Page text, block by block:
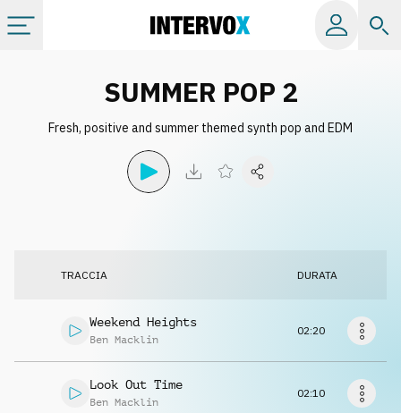
Album
Richiedi musica
SUMMER POP 2
Fresh, positive and summer themed synth pop and EDM
TRACCIA DURATA
Weekend Heights
Ben Macklin
02:20
Look Out Time
Ben Macklin
02:10